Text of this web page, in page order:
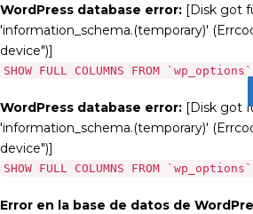
WordPress database error: [Disk got
'information_schema.(temporary)'
device")]
SHOW FULL COLUMNS FROM `wp_options`
WordPress database error: [Disk got
'information_schema.(temporary)'
device")]
SHOW FULL COLUMNS FROM `wp_options`
Error en la base de datos de